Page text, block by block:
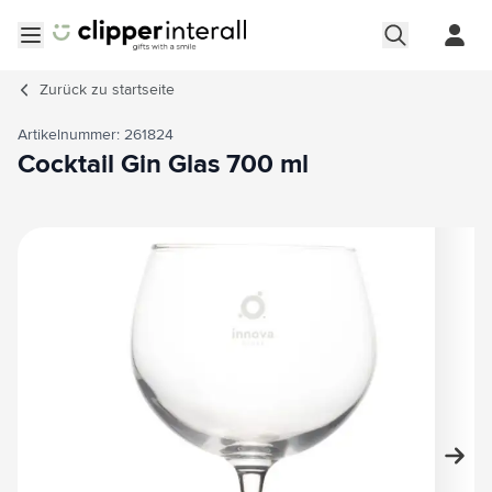
Zurück zu startseite
Artikelnummer: 261824
Cocktail Gin Glas 700 ml